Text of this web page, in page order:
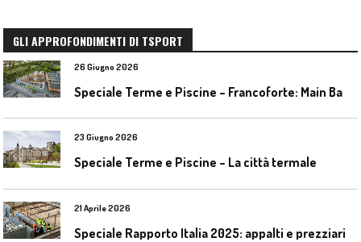
GLI APPROFONDIMENTI DI TSPORT
26 Giugno 2026
23 Giugno 2026
Speciale Terme e Piscine – La città termale
21 Aprile 2026
Speciale Rapporto Italia 2025: appalti e prezziari